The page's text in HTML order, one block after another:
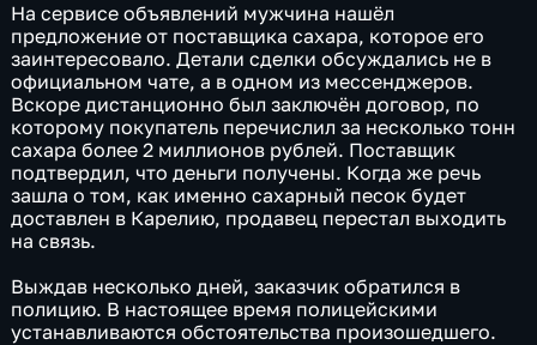
На сервисе объявлений мужчина нашёл
предложение от поставщика сахара, которое его
заинтересовало. Детали сделки обсуждались не в
официальном чате, а в одном из мессенджеров.
Вскоре дистанционно был заключён договор, по
которому покупатель перечислил за несколько тонн
сахара более 2 миллионов рублей. Поставщик
подтвердил, что деньги получены. Когда же речь
зашла о том, как именно сахарный песок будет
доставлен в Карелию, продавец перестал выходить
на связь.
Выждав несколько дней, заказчик обратился в
полицию. В настоящее время полицейскими
устанавливаются обстоятельства произошедшего.